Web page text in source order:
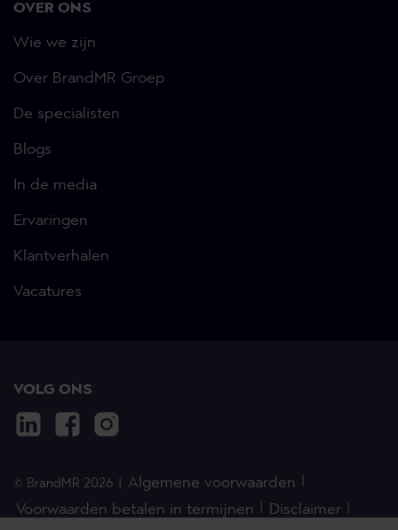
OVER ONS
Wie we zijn
Over BrandMR Groep
De specialisten
Blogs
In de media
Ervaringen
Klantverhalen
Vacatures
VOLG ONS
© BrandMR 2026
Algemene voorwaarden
Voorwaarden betalen in termijnen
Disclaimer